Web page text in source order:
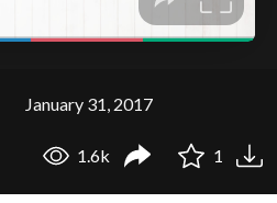
January 31, 2017
1.6k 1